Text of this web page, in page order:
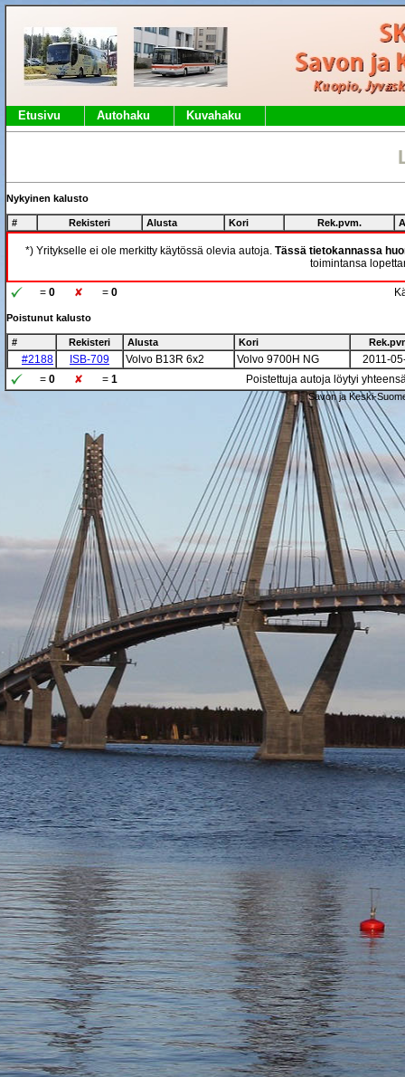
Etusivu Autohaku Kuvahaku
Nykyinen kalusto
# Rekisteri Alusta Kori Rek.pvm.
*) Yritykselle ei ole merkitty käytössä olevia autoja. Tässä tietokannassa
toimintansa
= 0 = 0
Poistunut kalusto
# Rekisteri Alusta Kori
#2188 ISB-709 Volvo B13R 6x2 Volvo 9700H NG
2011-
= 0 = 1 Poistettuja autoja löytyi
Savon ja Keski-